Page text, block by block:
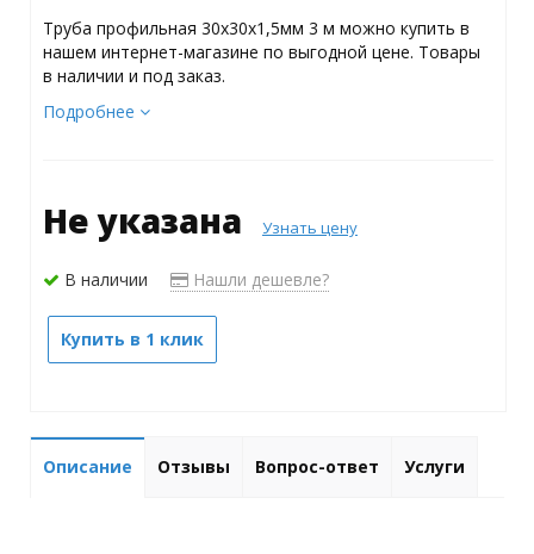
Труба профильная 30х30х1,5мм 3 м можно купить в
нашем интернет-магазине по выгодной цене. Товары
в наличии и под заказ.
Подробнее
Не указана Узнать цену
В наличии Нашли дешевле?
Купить в 1 клик
Описание Отзывы Вопрос-ответ Услуги